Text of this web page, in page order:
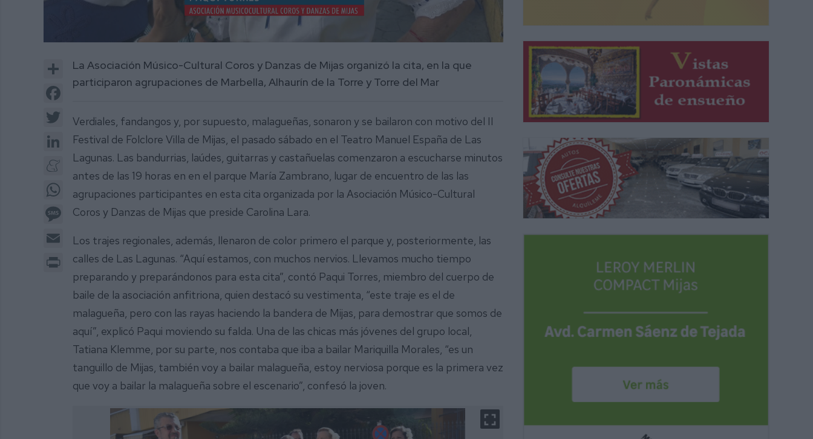
2
minutes,
54
seconds
Share
Facebook
LinkedIn
Meneame
Message
Print
La Asociación Músico-Cultural Coros y Danzas de Mijas organizó la cita, en la que
participaron agrupaciones de Marbella, Alhaurín de la Torre y Torre del Mar
Verdiales, fandangos y, por supuesto, malagueñas, sonaron y se bailaron con motivo del II
Festival de Folclore Villa de Mijas, el pasado sábado en el Teatro Manuel España de Las
Lagunas. Las bandurrias, laúdes, guitarras y castañuelas comenzaron a escucharse minutos
antes de las 19 horas en en el parque María Zambrano, lugar de encuentro de las las
agrupaciones participantes en esta cita organizada por la Asociación Músico-Cultural
Coros y Danzas de Mijas que preside Carolina Lara.
Los trajes regionales, además, llenaron de color primero el parque y, posteriormente, las
calles de Las Lagunas. “Aquí estamos, con muchos nervios. Llevamos mucho tiempo
preparando y preparándonos para esta cita”, contó Paqui Torres, miembro del cuerpo de
baile de la asociación anfitriona, quien destacó su vestimenta, “este traje es el de
malagueña, pero con las rayas haciendo la bandera de Mijas, para demostrar que somos de
aquí”, explicó Paqui moviendo su falda. Una de las chicas más jóvenes del grupo local,
Tatiana Klemme, por su parte, nos contaba que iba a bailar Mariquilla Morales, “es un
tanguillo de Mijas, también voy a bailar malagueña, estoy nerviosa porque es la primera vez
que voy a bailar la malagueña sobre el escenario”, confesó la joven.